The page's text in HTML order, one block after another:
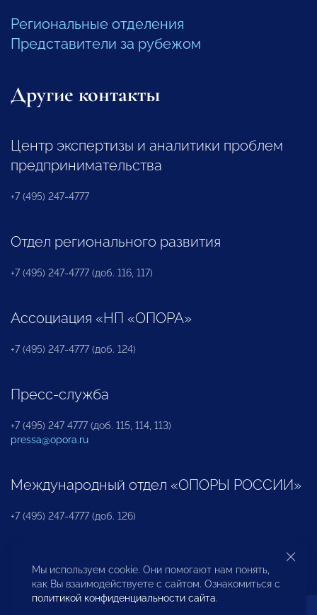
Региональные отделения
Представители за рубежом
Другие контакты
Центр экспертизы и аналитики проблем
предпринимательства
+7 (495) 247-4777
Отдел регионального развития
+7 (495) 247-4777 (доб. 116, 117)
Ассоциация «НП «ОПОРА»
+7 (495) 247-4777 (доб. 124)
Пресс-служба
+7 (495) 247 4777 (доб. 115, 114, 113)
pressa@opora.ru
Международный отдел «ОПОРЫ РОССИИ»
+7 (495) 247-4777 (доб. 126)
Бюро по защите прав предпринимателей и
инвесторов
Мы используем cookie. Они помогают нам понять,
как Вы взаимодействуете с сайтом. Ознакомиться с
политикой конфиденциальности сайта.